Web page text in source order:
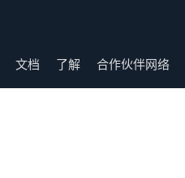
文档 了解 合作伙伴网络